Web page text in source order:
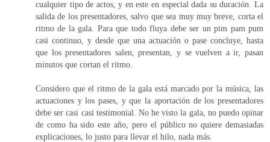
cualquier tipo de actos, y en este en especial dada su duración. La
salida de los presentadores, salvo que sea muy muy breve, corta el
ritmo de la gala. Para que todo fluya debe ser un pim pam pum
casi continuo, y desde que una actuación o pase concluye, hasta
que los presentadores salen, presentan, y se vuelven a ir, pasan
minutos que cortan el ritmo.
Considero que el ritmo de la gala está marcado por la música, las
actuaciones y los pases, y que la aportación de los presentadores
debe ser casi casi testimonial. No he visto la gala, no puedo opinar
de como ha sido este año, pero el público no quiere demasiadas
explicaciones, lo justo para llevar el hilo, nada más.